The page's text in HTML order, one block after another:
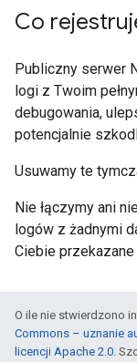
Co
Publiczny serwer
logi z Twoim
debugowania,
potencjalnie
Usuwamy te
Nie łączymy ani
logów z żadnymi
Ciebie
O ile nie stwierdzono
Commons – uznanie
licencji Apache 2.0.